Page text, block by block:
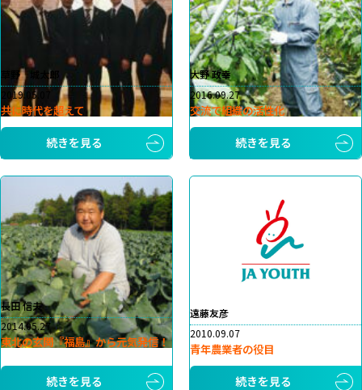
草野 城太郎
2019.05.07
共に時代を超えて
続きを見る
大野 政幸
2016.09.27
交流で組織の活性化
続きを見る
長田 信夫
2014.05.27
東北の玄関『福島』から元気発信！
続きを見る
遠藤友彦
2010.09.07
青年農業者の役目
続きを見る